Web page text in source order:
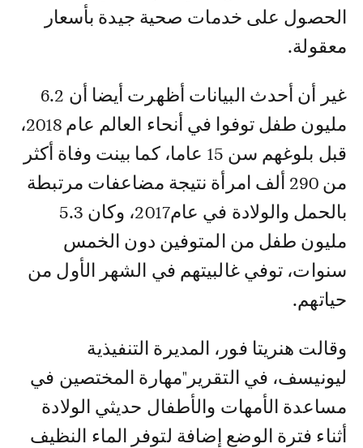
الحصول على خدمات صحية جيدة بأسعار
معقولة.
غير أن أحدث البيانات أظهرت أيضا أن 6.2
مليون طفل توفوا في أنحاء العالم عام 2018،
قبل بلوغهم سن 15 عاما، كما بينت وفاة أكثر
من 290 ألف امرأة نتيجة مضاعفات مرتبطة
بالحمل والولادة في عام2017، وكان 5.3
مليون طفل من المتوفين دون الخمس
سنوات، توفي غالبيتهم في الشهر الأول من
حياتهم.
وقالت هنريتا فور، المديرة التنفيذية
ليونيسف، في التقرير"مهارة المختصين في
مساعدة الأمهات والأطفال حديثي الولادة
أثناء فترة الوضع إضافة لتوفر الماء النظيف